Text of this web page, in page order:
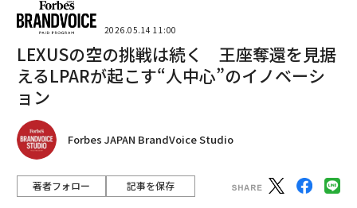
2026.05.14 11:00
LEXUSの空の挑戦は続く 王座奪還を見据
えるLPARが起こす“人中心”のイノベーシ
ョン
Forbes JAPAN BrandVoice Studio
著者フォロー 記事を保存